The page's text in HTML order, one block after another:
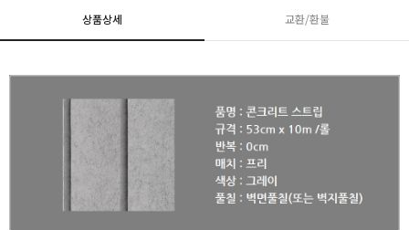
상품상세 교환/환불